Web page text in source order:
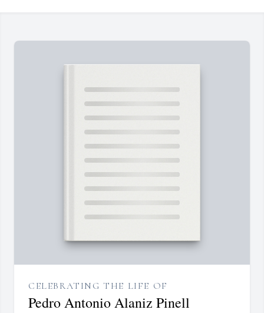
CELEBRATING THE LIFE OF
Pedro Antonio Alaniz Pinell